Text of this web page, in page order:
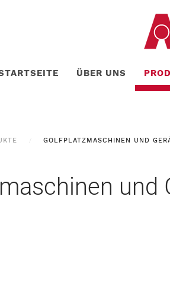
ÜBER UNS
GOLFPLATZMASCHINEN UND
und